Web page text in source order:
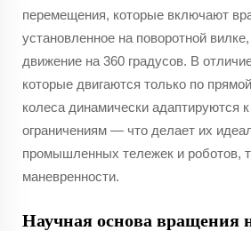
перемещения, которые включают
установленное на поворотной
движение на 360 градусов. В
которые двигаются только по
колеса динамически адаптируются
ограничениям — что делает их
промышленных тележек и роботов,
маневренности.
Научная основа вращения